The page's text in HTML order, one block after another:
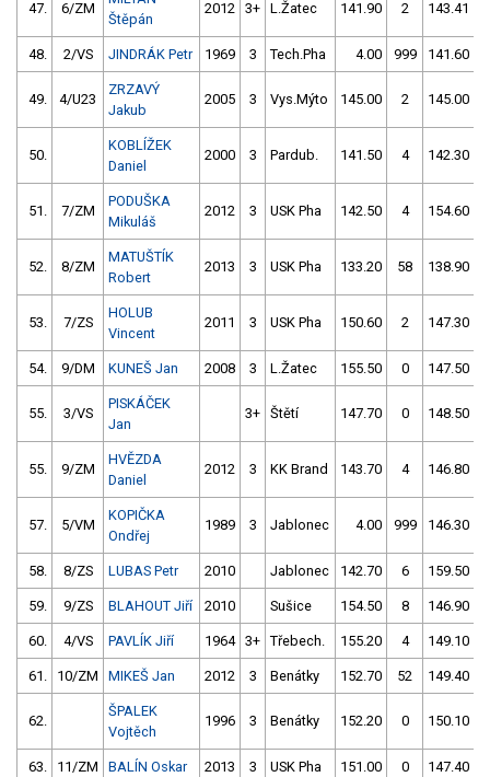
47. 6/ZM
Štěpán
2012 3+ L.Žatec 141.90 2 143.41
48. 2/VS JINDRÁK Petr 1969 3 Tech.Pha 4.00 999 141.60
49. 4/U23
ZRZAVÝ
Jakub
2005 3 Vys.Mýto 145.00 2 145.00
50.
KOBLÍŽEK
Daniel
2000 3 Pardub. 141.50 4 142.30
51. 7/ZM
PODUŠKA
Mikuláš
2012 3 USK Pha 142.50 4 154.60
52. 8/ZM
MATUŠTÍK
Robert
2013 3 USK Pha 133.20 58 138.90
53. 7/ZS
HOLUB
Vincent
2011 3 USK Pha 150.60 2 147.30
54. 9/DM KUNEŠ Jan 2008 3 L.Žatec 155.50 0 147.50
55. 3/VS
PISKÁČEK
Jan
3+ Štětí 147.70 0 148.50
55. 9/ZM
HVĚZDA
Daniel
2012 3 KK Brand 143.70 4 146.80
57. 5/VM
KOPIČKA
Ondřej
1989 3 Jablonec 4.00 999 146.30
58. 8/ZS LUBAS Petr 2010 Jablonec 142.70 6 159.50
59. 9/ZS BLAHOUT Jiří 2010 Sušice 154.50 8 146.90
60. 4/VS PAVLÍK Jiří 1964 3+ Třebech. 155.20 4 149.10
61. 10/ZM MIKEŠ Jan 2012 3 Benátky 152.70 52 149.40
62.
ŠPALEK
Vojtěch
1996 3 Benátky 152.20 0 150.10
63. 11/ZM BALÍN Oskar 2013 3 USK Pha 151.00 0 147.40